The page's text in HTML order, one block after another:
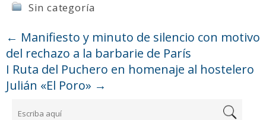
Sin categoría
← Manifiesto y minuto de silencio con motivo
del rechazo a la barbarie de París
I Ruta del Puchero en homenaje al hostelero
Julián «El Poro» →